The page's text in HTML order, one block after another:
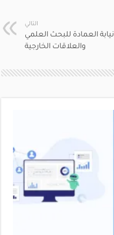
التالي
نيابة العمادة للبحث العلمي
والعلاقات الخارجية